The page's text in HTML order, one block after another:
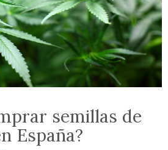
semillas de
España?